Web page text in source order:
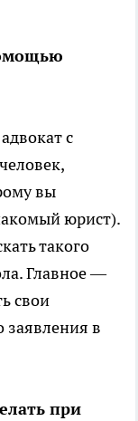
с
вы
юрист).
такого
Главное —
свои
заявления в
при